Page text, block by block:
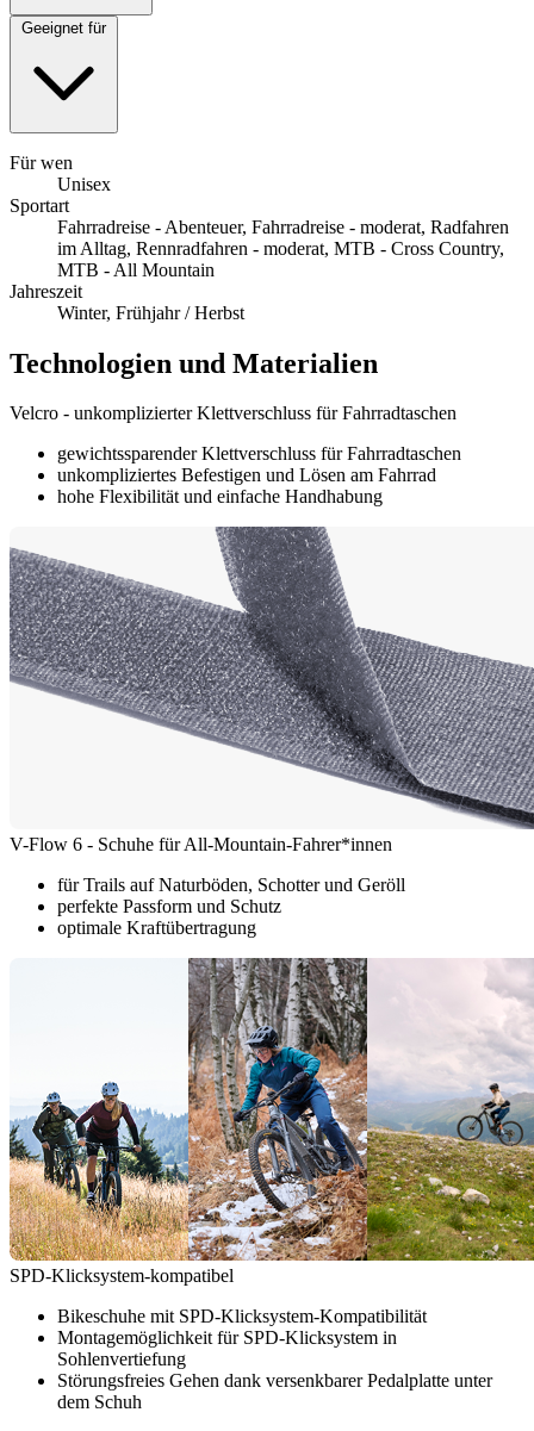
Geeignet für
Für wen
Unisex
Sportart
Fahrradreise - Abenteuer, Fahrradreise - moderat, Radfahren
im Alltag, Rennradfahren - moderat, MTB - Cross Country,
MTB - All Mountain
Jahreszeit
Winter, Frühjahr / Herbst
Technologien und Materialien
Velcro - unkomplizierter Klettverschluss für Fahrradtaschen
gewichtssparender Klettverschluss für Fahrradtaschen
unkompliziertes Befestigen und Lösen am Fahrrad
hohe Flexibilität und einfache Handhabung
V-Flow 6 - Schuhe für All-Mountain-Fahrer*innen
für Trails auf Naturböden, Schotter und Geröll
perfekte Passform und Schutz
optimale Kraftübertragung
SPD-Klicksystem-kompatibel
Bikeschuhe mit SPD-Klicksystem-Kompatibilität
Montagemöglichkeit für SPD-Klicksystem in
Sohlenvertiefung
Störungsfreies Gehen dank versenkbarer Pedalplatte unter
dem Schuh